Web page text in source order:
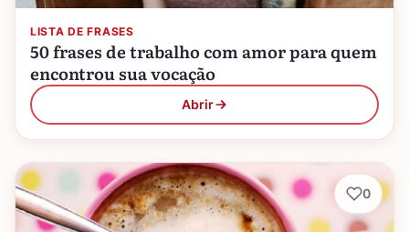
LISTA DE FRASES
50 frases de trabalho com amor para quem
encontrou sua vocação
Abrir
0